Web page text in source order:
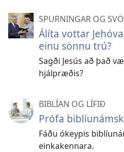
SPURNINGAR OG
Álíta vottar
einu sönnu trú?
Sagði Jesús að það
hjálpræðis?
BIBLÍAN OG LÍFIÐ
Prófa
Fáðu ókeypis
einkakennara.